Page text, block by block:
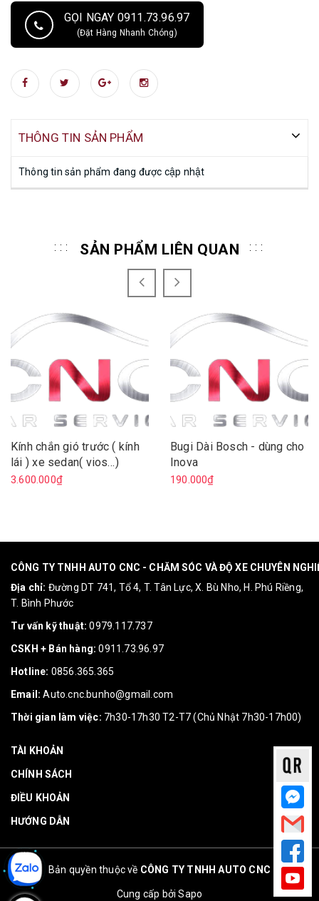
GỌI NGAY 0911.73.96.97
(Đặt Hàng Nhanh Chóng)
THÔNG TIN SẢN PHẨM
Thông tin sản phẩm đang được cập nhật
SẢN PHẨM LIÊN QUAN
Kính chắn gió trước ( kính
lái ) xe sedan( vios…)
3.600.000₫
Bugi Dài Bosch - dùng cho
Inova
190.000₫
CÔNG TY TNHH AUTO CNC - CHĂM SÓC VÀ ĐỘ XE CHUYÊN
Địa chỉ: Đường DT 741, Tổ 4, T. Tân Lực, X. Bù Nho, H. Phú Riềng,
T. Bình Phước
Tư vấn kỹ thuật: 0979.117.737
CSKH + Bán hàng: 0911.73.96.97
Hotline: 0856.365.365
Email: Auto.cnc.bunho@gmail.com
Thời gian làm việc: 7h30-17h30 T2-T7 (Chủ Nhật 7h30-17h00)
TÀI KHOẢN
CHÍNH SÁCH
ĐIỀU KHOẢN
HƯỚNG DẪN
Bản quyền thuộc về CÔNG TY TNHH AUTO CNC
Cung cấp bởiSapo